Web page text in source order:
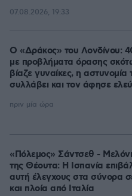
07.08.2026, 19:33
Ο «Δράκος» του Λονδίνου:
με προβλήματα όρασης
βίαζε γυναίκες, η αστυνομία
συλλάβει και τον άφησε
πριν μία ώρα
«Πόλεμος» Σάντσεθ -
της Θέουτα: Η Ισπανία
αυτή έλεγχους στα σύνορα
και πλοία από Ιταλία